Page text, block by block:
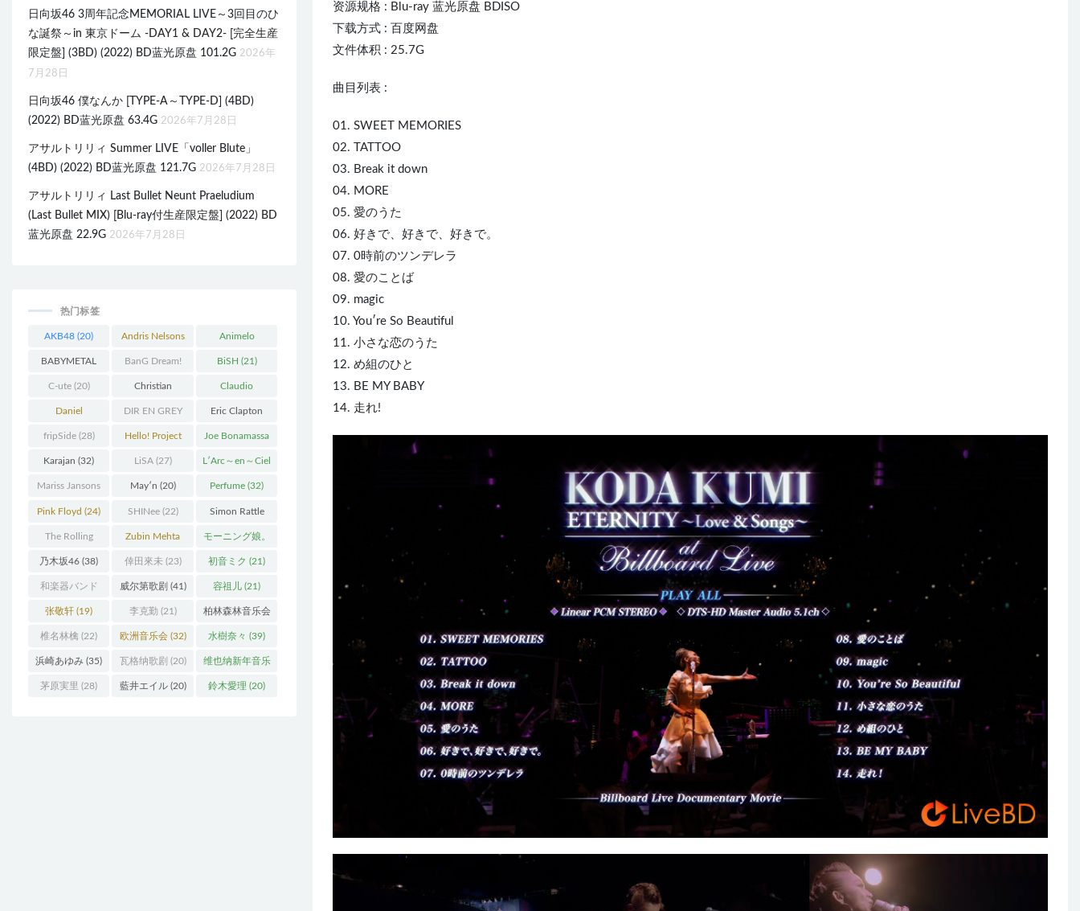
资源规格 : Blu-ray 蓝光原盘 BDISO
下载方式 : 百度网盘
文件体积 : 25.7G
曲目列表 :
01. SWEET MEMORIES
02. TATTOO
03. Break it down
04. MORE
05. 愛のうた
06. 好きで、好きで、好きで。
07. 0時前のツンデレラ
08. 愛のことば
09. magic
10. You′re So Beautiful
11. 小さな恋のうた
12. め組のひと
13. BE MY BABY
14. 走れ!
日向坂46 3周年記念MEMORIAL LIVE～3回目のひ
な誕祭～in 東京ドーム -DAY1 & DAY2- [完全生産
限定盤] (3BD) (2022) BD蓝光原盘 101.2G 2026年
7月28日
日向坂46 僕なんか [TYPE-A～TYPE-D] (4BD)
(2022) BD蓝光原盘 63.4G 2026年7月28日
アサルトリリィ Summer LIVE「voller Blute」
(4BD) (2022) BD蓝光原盘 121.7G 2026年7月28日
アサルトリリィ Last Bullet Neunt Praeludium
(Last Bullet MIX) [Blu-ray付生産限定盤] (2022) BD
蓝光原盘 22.9G 2026年7月28日
热门标签
AKB48 (20) Andris Nelsons
(22)
Animelo
Summer Live
(34)
BABYMETAL
(22)
BanG Dream!
(48)
BiSH (21)
C-ute(20) Christian
Thielemann(36)
Claudio
Abbado(25)
Daniel
Barenboim(37)
DIR EN GREY
(27)
Eric Clapton
(27)
fripSide(28) Hello! Project
(58)
Joe Bonamassa
(20)
Karajan (32) LiSA(27) L′Arc～en～Ciel
(41)
Mariss Jansons
(25)
May′n (20) Perfume (32)
Pink Floyd (24) SHINee(22) Simon Rattle
(43)
The Rolling
Stones(30)
Zubin Mehta
(19)
モーニング娘。
(27)
乃木坂46 (38) 倖田來未 (23) 初音ミク (21)
和楽器バンド
(25)
威尔第歌剧 (41) 容祖儿 (21)
张敬轩 (19) 李克勤 (21) 柏林森林音乐会
(22)
椎名林檎 (22) 欧洲音乐会(32) 水樹奈々 (39)
浜崎あゆみ (35) 瓦格纳歌剧 (20) 维也纳新年音乐
会(19)
茅原実里 (28) 藍井エイル(20) 鈴木愛理 (20)